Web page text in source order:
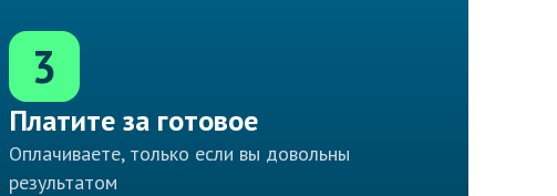
3
Платите за готовое
Оплачиваете, только если вы довольны
результатом